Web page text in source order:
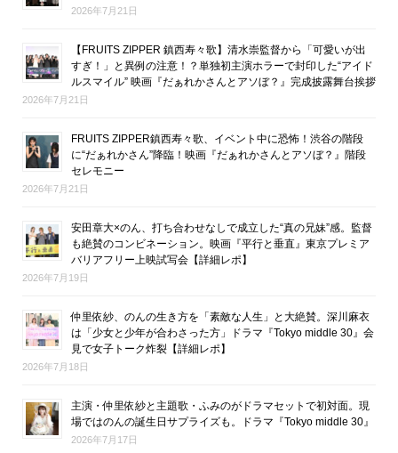
2026年7月21日
【FRUITS ZIPPER 鎮西寿々歌】清水崇監督から「可愛いが出
すぎ！」と異例の注意！？単独初主演ホラーで封印した“アイド
ルスマイル” 映画『だぁれかさんとアソぼ？』完成披露舞台挨拶
2026年7月21日
FRUITS ZIPPER鎮西寿々歌、イベント中に恐怖！渋谷の階段
に“だぁれかさん”降臨！映画『だぁれかさんとアソぼ？』階段
セレモニー
2026年7月21日
安田章大×のん、打ち合わせなしで成立した“真の兄妹”感。監督
も絶賛のコンビネーション。映画『平行と垂直』東京プレミア
バリアフリー上映試写会【詳細レポ】
2026年7月19日
仲里依紗、のんの生き方を「素敵な人生」と大絶賛。深川麻衣
は「少女と少年が合わさった方」ドラマ『Tokyo middle 30』会
見で女子トーク炸裂【詳細レポ】
2026年7月18日
主演・仲里依紗と主題歌・ふみのがドラマセットで初対面。現
場ではのんの誕生日サプライズも。ドラマ『Tokyo middle 30』
2026年7月17日